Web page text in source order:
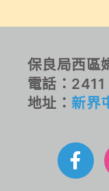
等多個獎項！恭
保良局西區
電話：
地址： 新界